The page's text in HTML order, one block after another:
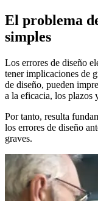
El problema
simples
Los errores de diseño
tener implicaciones de
de diseño, pueden
a la eficacia, los plazos
Por tanto, resulta
los errores de diseño
graves.